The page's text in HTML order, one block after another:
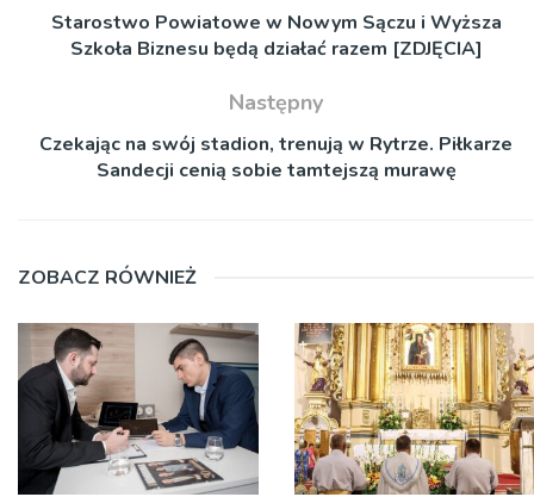
Starostwo Powiatowe w Nowym Sączu i Wyższa
Szkoła Biznesu będą działać razem [ZDJĘCIA]
Następny
Czekając na swój stadion, trenują w Rytrze. Piłkarze
Sandecji cenią sobie tamtejszą murawę
ZOBACZ RÓWNIEŻ